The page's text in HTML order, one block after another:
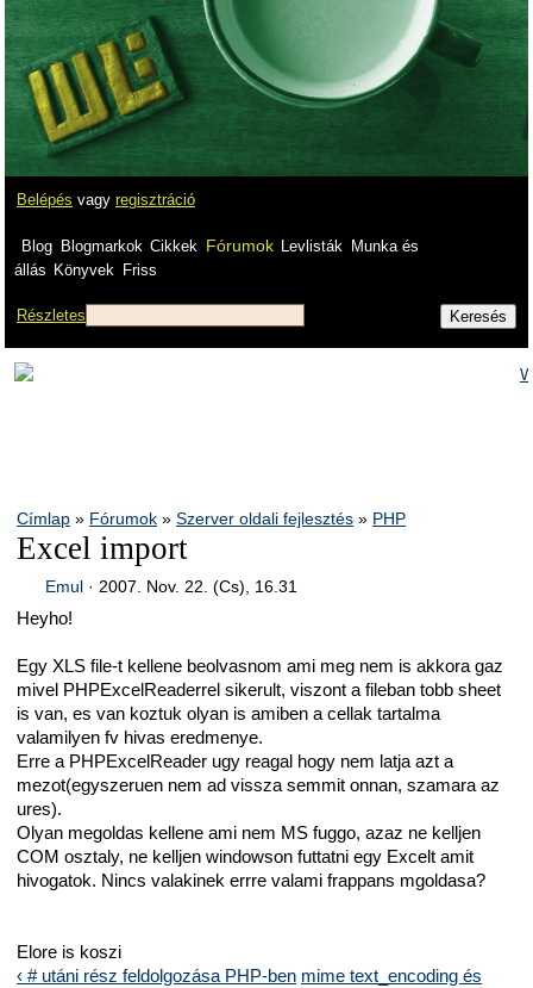
Belépés vagy regisztráció
Blog Blogmarkok Cikkek Fórumok Levlisták
Munka és
állás Könyvek Friss
Részletes
Címlap » Fórumok » Szerver oldali fejlesztés » PHP
Excel import
Emul· 2007. Nov. 22. (Cs), 16.31
Heyho!
Egy XLS file-t kellene beolvasnom ami meg nem is akkora gaz
mivel PHPExcelReaderrel sikerult, viszont a fileban tobb sheet
is van, es van koztuk olyan is amiben a cellak tartalma
valamilyen fv hivas eredmenye.
Erre a PHPExcelReader ugy reagal hogy nem latja azt a
mezot(egyszeruen nem ad vissza semmit onnan, szamara az
ures).
Olyan megoldas kellene ami nem MS fuggo, azaz ne kelljen
COM osztaly, ne kelljen windowson futtatni egy Excelt amit
hivogatok. Nincs valakinek errre valami frappans mgoldasa?
Elore is koszi
‹ # utáni rész feldolgozása PHP-ben mime text_encoding és